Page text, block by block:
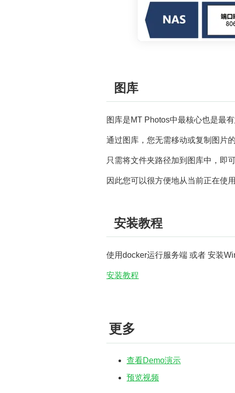
图库
图库是MT Photos中最核心也是最有
通过图库，您无需移动或复制图片
只需将文件夹路径加到图库中，即
因此您可以很方便地从当前正在使
安装教程
使用docker运行服务端 或者 安装
安装教程
更多
查看Demo演示
预览视频